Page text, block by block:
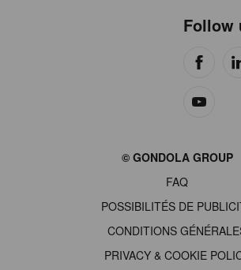
Follow
© GONDOLA GROUP
FAQ
POSSIBILITÉS DE
CONDITIONS
PRIVACY & COOKIE